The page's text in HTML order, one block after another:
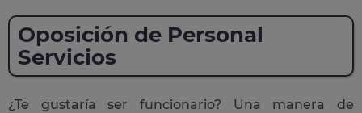
Oposición de Personal
Servicios
¿Te gustaría ser funcionario? Una manera de